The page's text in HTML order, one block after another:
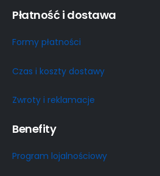
Płatność i dostawa
Formy płatności
Czas i koszty dostawy
Zwroty i reklamacje
Benefity
Program lojalnościowy